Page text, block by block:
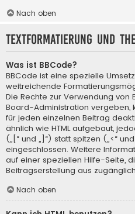
Nach oben
Textformatierung und
Was ist BBCode?
BBCode ist eine spezielle
weitreichende
Die Rechte zur Verwendung von
Board-Administration vergeben,
für jeden einzelnen Beitrag
ähnlich wie HTML aufgebaut,
(„[“ und „]“) statt spitzen („<“
eingeschlossen. Weitere
auf einer speziellen Hilfe-Seite,
Beitragserstellung aus
Nach oben